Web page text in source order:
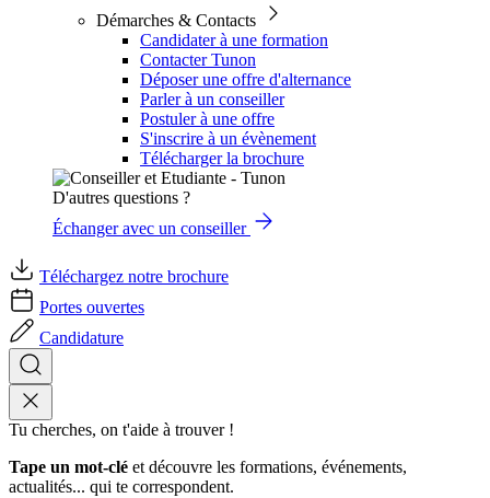
Démarches & Contacts
Candidater à une formation
Contacter Tunon
Déposer une offre d'alternance
Parler à un conseiller
Postuler à une offre
S'inscrire à un évènement
Télécharger la brochure
D'autres questions ?
Échanger avec un conseiller
Téléchargez notre brochure
Portes ouvertes
Candidature
Tu cherches, on t'aide à trouver !
Tape un mot-clé et découvre les formations, événements,
actualités... qui te correspondent.